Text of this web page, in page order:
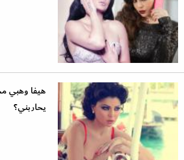
هيفا وهبي
يحاربني؟